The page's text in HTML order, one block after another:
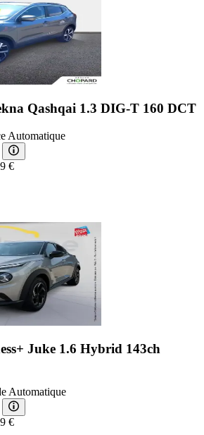
Qashqai 1.3 DIG-T 160 DCT
Automatique
€
Juke 1.6 Hybrid 143ch
Automatique
€